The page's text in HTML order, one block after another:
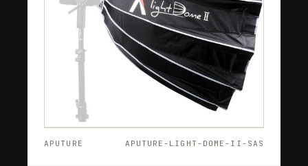
APUTURE APUTURE-LIGHT-DOME-II-SAS